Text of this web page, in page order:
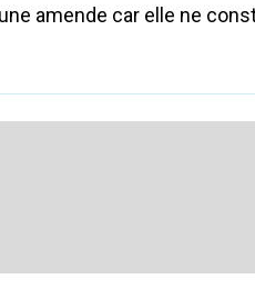
amende car elle ne